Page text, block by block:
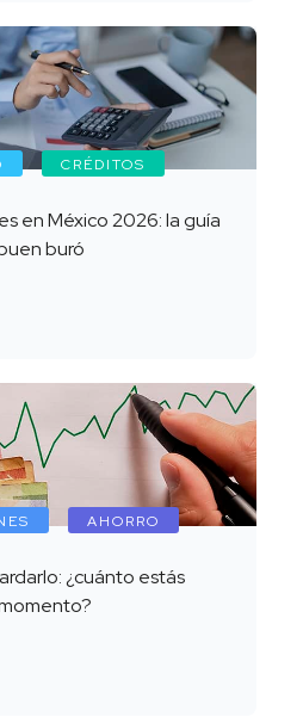
CRÉDITOS
en México 2026: la guía
buró
AHORRO
¿cuánto estás